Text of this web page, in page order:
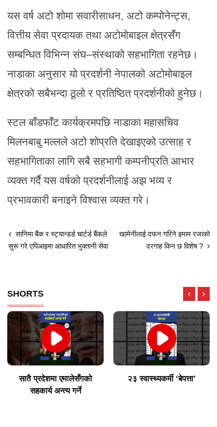
यस वर्ष अटो शोमा सवारीसाधन, अटो कम्पोनेन्ट्स,
वित्तीय सेवा प्रदायक तथा अटोमोबाइल क्षेत्रसँग
सम्बन्धित विभिन्न संघ–संस्थाको सहभागिता रहनेछ।
नाडाका अनुसार यो प्रदर्शनी नेपालको अटोमोबाइल
क्षेत्रको सबैभन्दा ठूलो र प्रतिष्ठित प्रदर्शनीको हुनेछ।
स्टल बाँडफाँट कार्यक्रमपछि नाडाका महासचिव
मिलनबाबु मल्लले अटो शोप्रति देखाइएको उत्साह र
सहभागिताका लागि सबै सहभागी कम्पनीप्रति आभार
व्यक्त गर्दै यस वर्षको प्रदर्शनीलाई अझ भव्य र
प्रभावकारी बनाइने विश्वास व्यक्त गरे।
सानिमा बैंक र स्ट्यान्डर्ड चार्टर्ड बैंकले
सुरू गरे एपिआइमा आधारित भुक्तानी सेवा
खामेनीलाई दफन गरिने इमाम रजाको
दरगाह किन छ विशेष ?
SHORTS
सातै प्रदेशमा एमालेसँगको
सहकार्य अन्त्य गर्ने
२३ स्वास्थ्यकर्मी ‘बेपत्ता’